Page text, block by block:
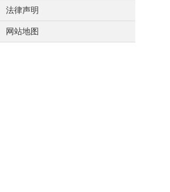
法律声明
网站地图